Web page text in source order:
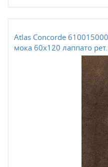
Atlas Concorde
мока 60x120 лаппато рет.